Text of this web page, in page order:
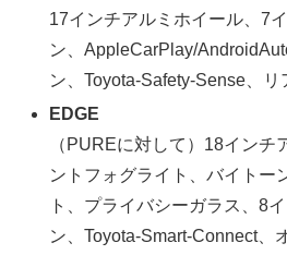
17インチアルミホイール、7
ン、AppleCarPlay/
ン、Toyota-Safety-Sense、
EDGE
（PUREに対して）18インチ
ントフォグライト、バイトー
ト、プライバシーガラス、8
ン、Toyota-Smart-Connect、